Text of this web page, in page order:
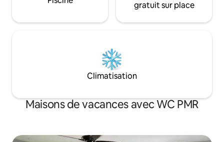
gratuit sur place
Climatisation
Maisons de vacances avec WC PMR